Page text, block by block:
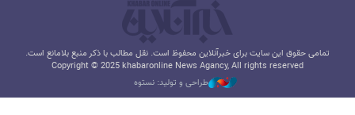
تمامی حقوق این سایت برای خبرآنلاین محفوظ است. نقل مطالب با ذکر منبع بلامانع است.
Copyright © 2025 khabaronline News Agancy, All rights reserved
طراحی و تولید: نستوه